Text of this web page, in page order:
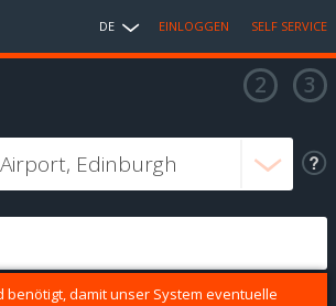
DE EINLOGGEN SELF SERVICE
benötigt, damit unser System eventuelle